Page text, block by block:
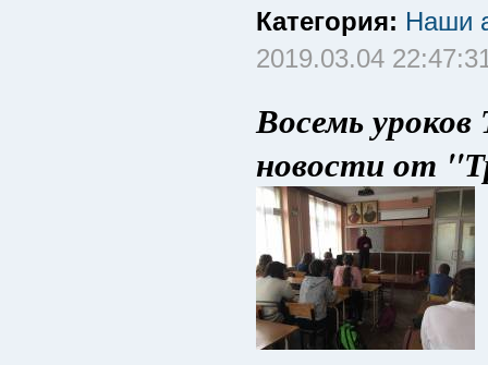
Категория: Наши
2019.03.04
Восемь
новости от